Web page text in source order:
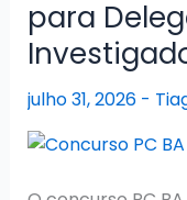
com
5.124
e
provas
marcadas
para
para
julho 31, 2026 -